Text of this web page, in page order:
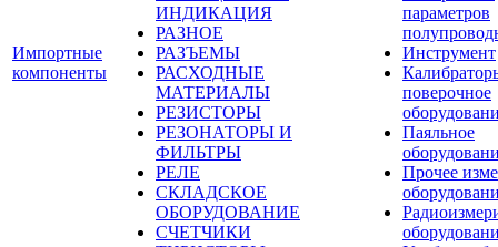
Импортные
компоненты
ИНДИКАЦИЯ
РАЗНОЕ
РАЗЪЕМЫ
РАСХОДНЫЕ
МАТЕРИАЛЫ
РЕЗИСТОРЫ
РЕЗОНАТОРЫ И
ФИЛЬТРЫ
РЕЛЕ
СКЛАДСКОЕ
ОБОРУДОВАНИЕ
СЧЕТЧИКИ
параметров
Инструмент
поверочное
Паяльное
Прочее